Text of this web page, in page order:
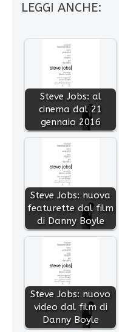
LEGGI ANCHE:
Steve Jobs: al
cinema dal 21
gennaio 2016
Steve Jobs: nuova
featurette dal film
di Danny Boyle
Steve Jobs: nuovo
video dal film di
Danny Boyle